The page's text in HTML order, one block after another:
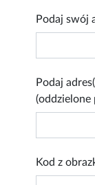
Podaj swój
Podaj
(oddzielone
Kod z